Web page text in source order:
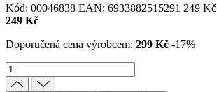
Kód: 00046838 EAN: 6933882515291 249 Kč
249 Kč
Doporučená cena výrobcem: 299 Kč -17%